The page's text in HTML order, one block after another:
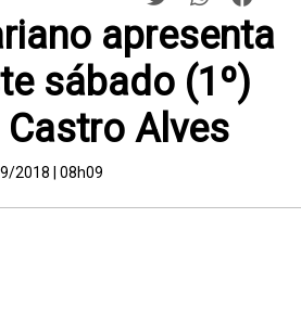
apresenta
sábado (1º)
Alves
2018 | 08h09